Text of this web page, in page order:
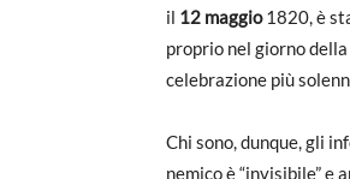
il 12 maggio1820, è
proprio nel giorno
celebrazione più
Chi sono, dunque, gli
nemico è “invisibile” e